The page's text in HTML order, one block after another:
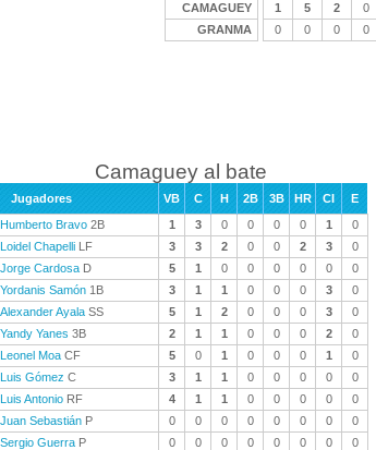
CAMAGUEY
1 5 2 0
GRANMA
0 0 0 0
Camaguey al bate
Jugadores VB C H 2B 3B HR CI
E
Humberto Bravo 2B 1 3 0 0 0 0 1
0
Loidel Chapelli LF 3 3 2 0 0 2 3
0
Jorge Cardosa D 5 1 0 0 0 0 0
0
Yordanis Samón 1B 3 1 1 0 0 0 3
0
Alexander Ayala SS 5 1 2 0 0 0 3
0
Yandy Yanes 3B 2 1 1 0 0 0 2
0
Leonel Moa CF 5 0 1 0 0 0 1
0
Luis Gómez C 3 1 1 0 0 0 0
0
Luis Antonio RF 4 1 1 0 0 0 0
0
Juan Sebastián P 0 0 0 0 0 0 0
0
Sergio Guerra P 0 0 0 0 0 0 0
0